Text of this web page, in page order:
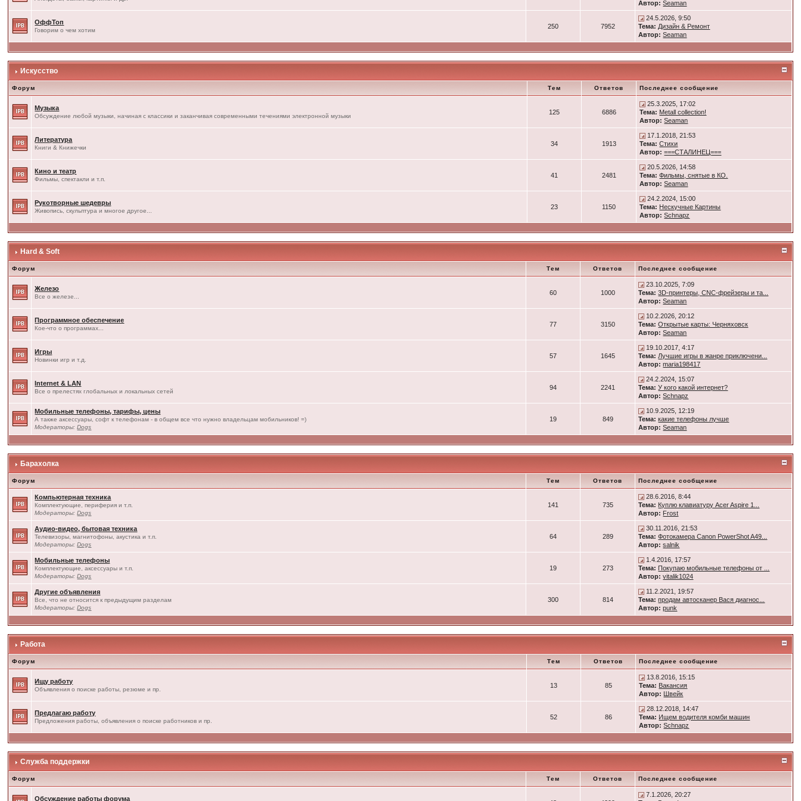
Автор: Seaman
ОффТоп
Говорим о чем хотим
250 7952
24.5.2026, 9:50
Тема: Дизайн & Ремонт
Автор: Seaman
Искусство
Форум Тем Ответов Последнее сообщение
Музыка
Обсуждение любой музыки, начиная с классики и заканчивая современными течениями электронной музыки
125 6886
25.3.2025, 17:02
Тема: Metall collection!
Автор: Seaman
Литература
Книги & Книжечки
34 1913
17.1.2018, 21:53
Тема: Стихи
Автор: ===СТАЛИНЕЦ===
Кино и театр
Фильмы, спектакли и т.п.
41 2481
20.5.2026, 14:58
Тема: Фильмы, снятые в КО.
Автор: Seaman
Рукотворные шедевры
Живопись, скульптура и многое другое...
23 1150
24.2.2024, 15:00
Тема: Нескучные Картины
Автор: Schnapz
Hard & Soft
Форум Тем Ответов Последнее сообщение
Железо
Все о железе...
60 1000
23.10.2025, 7:09
Тема: 3D-принтеры, CNC-фрейзеры и та...
Автор: Seaman
Программное обеспечение
Кое-что о программах...
77 3150
10.2.2026, 20:12
Тема: Открытые карты: Черняховск
Автор: Seaman
Игры
Новинки игр и т.д.
57 1645
19.10.2017, 4:17
Тема: Лучшие игры в жанре приключени...
Автор: maria198417
Internet & LAN
Все о прелестях глобальных и локальных сетей
94 2241
24.2.2024, 15:07
Тема: У кого какой интернет?
Автор: Schnapz
Мобильные телефоны, тарифы, цены
А также аксессуары, софт к телефонам - в общем все что нужно владельцам мобильников! =)
Модераторы:Dogs
19 849
10.9.2025, 12:19
Тема: какие телефоны лучше
Автор: Seaman
Барахолка
Форум Тем Ответов Последнее сообщение
Компьютерная техника
Комплектующие, периферия и т.п.
Модераторы:Dogs
141 735
28.6.2016, 8:44
Тема: Куплю клавиатуру Acer Aspire 1...
Автор: Frost
Аудио-видео, бытовая техника
Телевизоры, магнитофоны, акустика и т.п.
Модераторы:Dogs
64 289
30.11.2016, 21:53
Тема: Фотокамера Canon PowerShot A49...
Автор: salnik
Мобильные телефоны
Комплектующие, аксессуары и т.п.
Модераторы:Dogs
19 273
1.4.2016, 17:57
Тема: Покупаю мобильные телефоны от ...
Автор: vitalik1024
Другие объявления
Все, что не относится к предыдущим разделам
Модераторы:Dogs
300 814
11.2.2021, 19:57
Тема: продам автосканер Вася диагнос...
Автор: punk
Работа
Форум Тем Ответов Последнее сообщение
Ищу работу
Объявления о поиске работы, резюме и пр.
13 85
13.8.2016, 15:15
Тема: Вакансия
Автор: Швейк
Предлагаю работу
Предложения работы, объявления о поиске работников и пр.
52 86
28.12.2018, 14:47
Тема: Ищем водителя комби машин
Автор: Schnapz
Служба поддержки
Форум Тем Ответов Последнее сообщение
Обсуждение работы форума
7.1.2026, 20:27